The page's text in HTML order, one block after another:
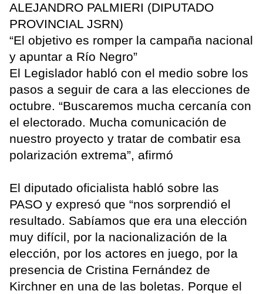
ALEJANDRO PALMIERI (DIPUTADO
PROVINCIAL JSRN)
“El objetivo es romper la campaña nacional
y apuntar a Río Negro”
El Legislador habló con el medio sobre los
pasos a seguir de cara a las elecciones de
octubre. “Buscaremos mucha cercanía con
el electorado. Mucha comunicación de
nuestro proyecto y tratar de combatir esa
polarización extrema”, afirmó
El diputado oficialista habló sobre las
PASO y expresó que “nos sorprendió el
resultado. Sabíamos que era una elección
muy difícil, por la nacionalización de la
elección, por los actores en juego, por la
presencia de Cristina Fernández de
Kirchner en una de las boletas. Porque el